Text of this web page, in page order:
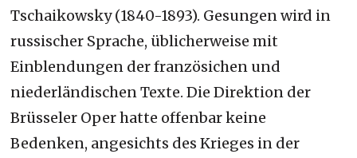
Tschaikowsky (1840-1893). Gesungen wird in
russischer Sprache, üblicherweise mit
Einblendungen der französichen und
niederländischen Texte. Die Direktion der
Brüsseler Oper hatte offenbar keine
Bedenken, angesichts des Krieges in der